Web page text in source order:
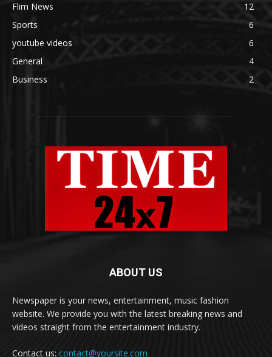
Flim News
12
Sports
6
youtube videos
6
General
4
Business
2
ABOUT US
Newspaper is your news, entertainment, music fashion
website. We provide you with the latest breaking news and
videos straight from the entertainment industry.
Contact us: contact@yoursite.com